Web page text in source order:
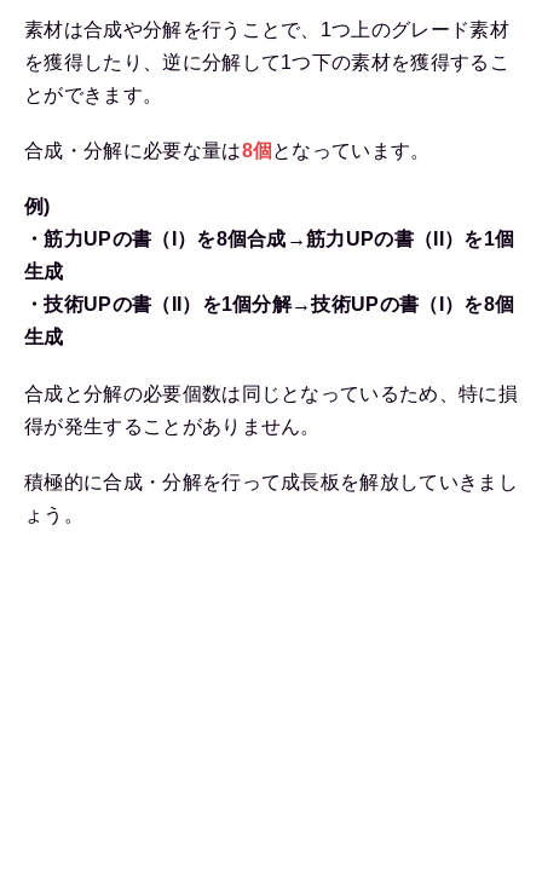
素材は合成や分解を行うことで、1つ上のグレード素材
を獲得したり、逆に分解して1つ下の素材を獲得するこ
とができます。
合成・分解に必要な量は8個 となっています。
例)
・筋力UPの書（I）を8個合成→筋力UPの書（II）を1個
生成
・技術UPの書（II）を1個分解→技術UPの書（I）を8個
生成
合成と分解の必要個数は同じとなっているため、特に損
得が発生することがありません。
積極的に合成・分解を行って成長板を解放していきまし
ょう。